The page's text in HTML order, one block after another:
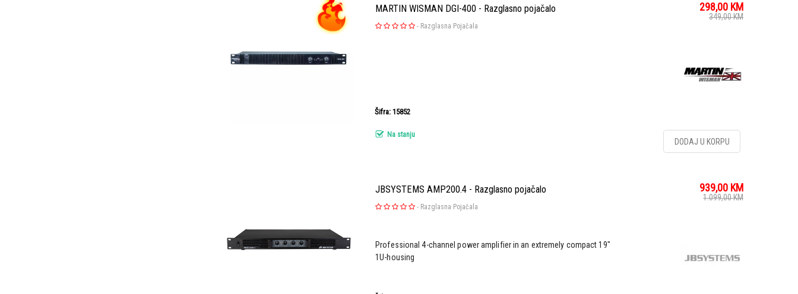
MARTIN WISMAN DGI-400 - Razglasno pojačalo
- Razglasna Pojačala
298,00 KM
349,00KM
Šifra: 15852
Na stanju
DODAJ U KORPU
JBSYSTEMS AMP200.4 - Razglasno pojačalo
- Razglasna Pojačala
939,00 KM
1.099,00KM
Professional 4-channel power amplifier in an extremely compact 19"
1U-housing